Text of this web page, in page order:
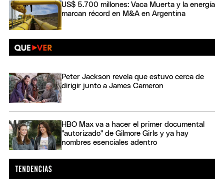
US$ 5.700 millones: Vaca Muerta y la energía
marcan récord en M&A en Argentina
Peter Jackson revela que estuvo cerca de
dirigir junto a James Cameron
HBO Max va a hacer el primer documental
"autorizado" de Gilmore Girls y ya hay
nombres esenciales adentro